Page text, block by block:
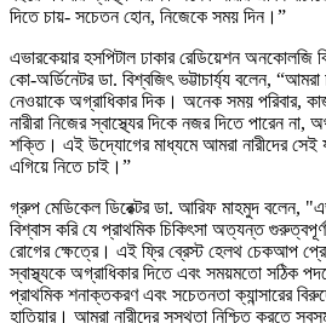
দিতে চায়- সচেতন হোন, নিজেকে সময় দিন।”
এভারকেয়ার হসপিটাল ঢাকার রেডিয়েশন অনকোলজি
কো-অর্ডিনেটর ডা. বিশ্বজিৎ ভট্টাচার্য্য বলেন,
নেওয়াকে অগ্রাধিকার দিক। অনেক সময় পরিবার,
নারীরা নিজের স্বাস্থ্যের দিকে নজর দিতে পারেন
শক্তি। এই উদ্যোগের মাধ্যমে আমরা নারীদের
এগিয়ে নিতে চাই।”
গ্রুপ মেডিকেল ডিরেক্টর ডা. আরিফ মাহমুদ বলেন,
বিশ্বাস করি যে প্রাথমিক চিকিৎসা অত্যন্ত
রোগের ক্ষেত্রে। এই ফ্রি ব্রেস্ট হেলথ চেকআপ
স্বাস্থ্যকে অগ্রাধিকার দিতে এবং সময়মতো সঠিক
প্রাথমিক শনাক্তকরণ এবং সচেতনতা ক্যান্সারের
হাতিয়ার। আমরা নারীদের সুস্থতা নিশ্চিত করতে